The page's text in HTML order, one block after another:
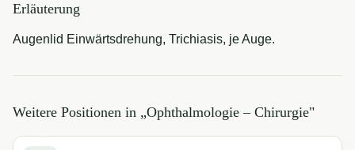
Erläuterung
Augenlid Einwärtsdrehung, Trichiasis, je Auge.
Weitere Positionen in „Ophthalmologie – Chirurgie"